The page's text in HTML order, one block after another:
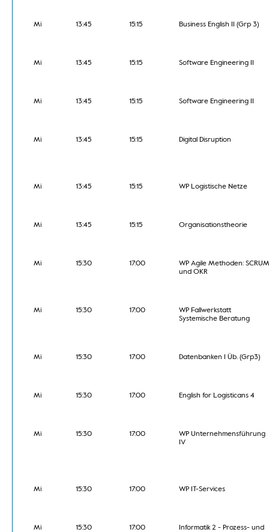
Mi 13:45 15:15 Business English II (Grp 3)
Mi 13:45 15:15 Software Engineering II
Mi 13:45 15:15 Software Engineering II
Mi 13:45 15:15 Digital Disruption
Mi 13:45 15:15 WP Logistische Netze
Mi 13:45 15:15 Organisationstheorie
Mi 15:30 17:00
WP Agile Methoden: SCRUM
und OKR
Mi 15:30 17:00
WP Fallwerkstatt
Systemische Beratung
Mi 15:30 17:00 Datenbanken I Üb. (Grp3)
Mi 15:30 17:00 English for Logisticans 4
Mi 15:30 17:00
WP Unternehmensführung
IV
Mi 15:30 17:00 WP IT-Services
Mi 15:30 17:00 Informatik 2 - Prozess- und